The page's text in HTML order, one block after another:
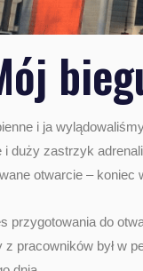
i ja
i duży zastrzyk
otwarcie –
do
z pracowników był